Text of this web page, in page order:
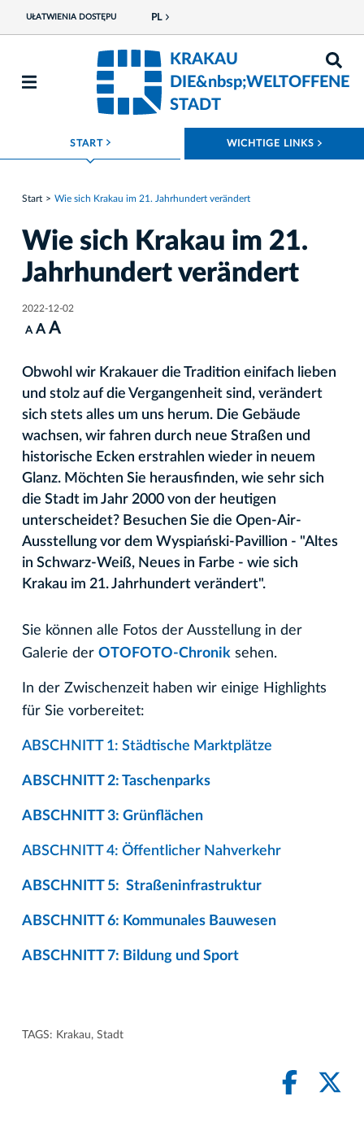
UŁATWIENIA DOSTĘPU PL
KRAKAU
DIE&nbsp;WELTOFFENE
STADT
START ROZWIŃ MENU WICHTIGE LINKS
Start Wie sich Krakau im 21. Jahrhundert verändert
Wie sich Krakau im 21.
Jahrhundert verändert
2022-12-02
A A A
Obwohl wir Krakauer die Tradition einifach lieben
und stolz auf die Vergangenheit sind, verändert
sich stets alles um uns herum. Die Gebäude
wachsen, wir fahren durch neue Straßen und
historische Ecken erstrahlen wieder in neuem
Glanz. Möchten Sie herausfinden, wie sehr sich
die Stadt im Jahr 2000 von der heutigen
unterscheidet? Besuchen Sie die Open-Air-
Ausstellung vor dem Wyspiański-Pavillion - "Altes
in Schwarz-Weiß, Neues in Farbe - wie sich
Krakau im 21. Jahrhundert verändert".
Sie können alle Fotos der Ausstellung in der
Galerie der OTOFOTO-Chronik sehen.
In der Zwischenzeit haben wir einige Highlights
für Sie vorbereitet:
ABSCHNITT 1: Städtische Marktplätze
ABSCHNITT 2: Taschenparks
ABSCHNITT 3: Grünflächen
ABSCHNITT 4: Öffentlicher Nahverkehr
ABSCHNITT 5: Straßeninfrastruktur
ABSCHNITT 6: Kommunales Bauwesen
ABSCHNITT 7: Bildung und Sport
TAGS: Krakau, Stadt